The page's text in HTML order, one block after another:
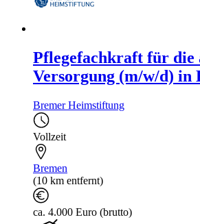
Pflegefachkraft für die
Versorgung (m/w/d) in
Bremer Heimstiftung
Vollzeit
Bremen
(10 km entfernt)
ca. 4.000 Euro (brutto)